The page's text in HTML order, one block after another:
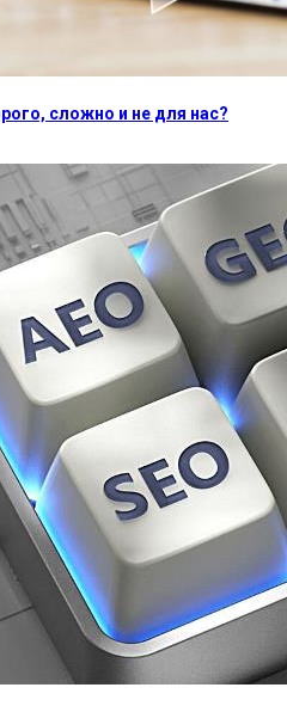
сложно и не для нас?